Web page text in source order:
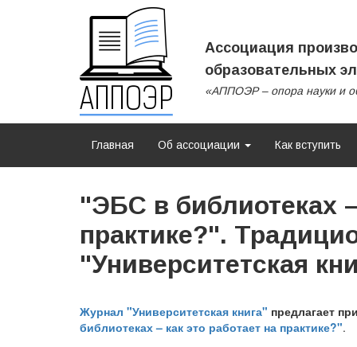
Ассоциация
образовательных
«АППОЭР – опора науки и
Главная Об ассоциации Как вступить
"ЭБС в библиотеках
практике?".
"Университетская
Журнал "Университетская книга" предлагает
библиотеках – как это работает на практике?".